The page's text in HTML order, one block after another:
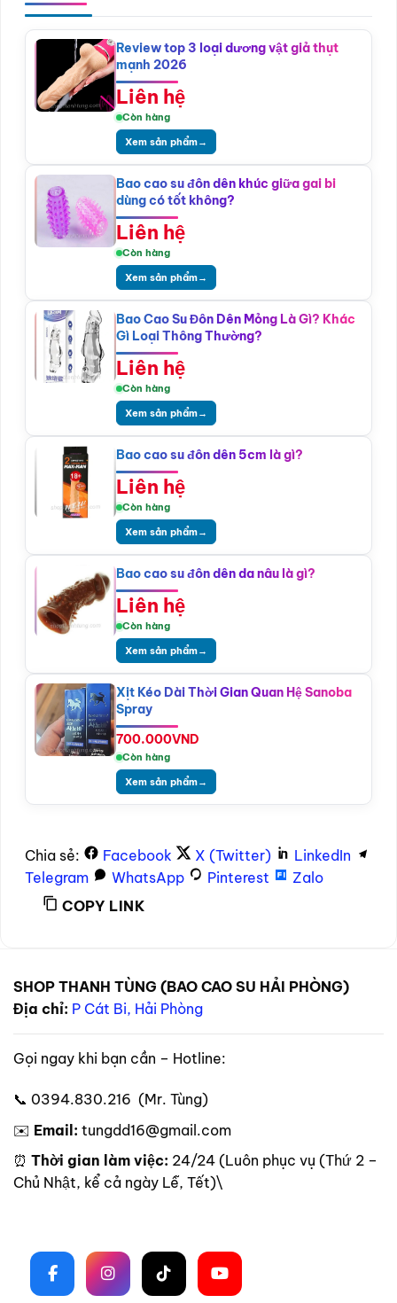
Review top 3 loại dương vật giả thụt
mạnh 2026
Liên hệ
Còn hàng
Xem sản phẩm→
Bao cao su đôn dên khúc giữa gai bi
dùng có tốt không?
Liên hệ
Còn hàng
Xem sản phẩm→
Bao Cao Su Đôn Dên Mỏng Là Gì? Khác
Gì Loại Thông Thường?
Liên hệ
Còn hàng
Xem sản phẩm→
Bao cao su đôn dên 5cm là gì?
Liên hệ
Còn hàng
Xem sản phẩm→
Bao cao su đôn dên da nâu là gì?
Liên hệ
Còn hàng
Xem sản phẩm→
Xịt Kéo Dài Thời Gian Quan Hệ Sanoba
Spray
700.000VND
Còn hàng
Xem sản phẩm→
Chia sẻ: Facebook X (Twitter)
LinkedIn
Telegram
WhatsApp Pinterest
Zalo
COPY LINK
SHOP THANH TÙNG (BAO CAO SU HẢI PHÒNG)
Địa chỉ: P Cát Bi, Hải Phòng
Gọi ngay khi bạn cần – Hotline:
📞 0394.830.216 (Mr. Tùng)
✉️ Email: tungdd16@gmail.com
⏰ Thời gian làm việc: 24/24 (Luôn phục vụ (Thứ 2 –
Chủ Nhật, kể cả ngày Lễ, Tết)\